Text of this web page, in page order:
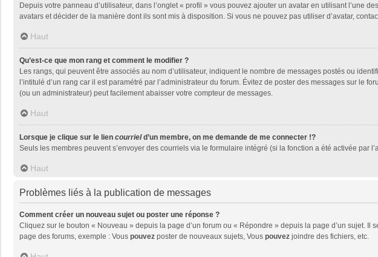
Depuis votre panneau d’utilisateur, dans l’onglet « profil » vous pouvez ajouter un avatar en utilisant l’une
avatars et décider de la manière dont ils sont mis à disposition. Si vous ne pouvez pas utiliser d’avatar,
Haut
Qu’est-ce que mon rang et comment le modifier ?
Les rangs, qui peuvent être associés au nom d’utilisateur, indiquent le nombre de messages postés ou
l’intitulé d’un rang car il est paramétré par l’administrateur du forum. Évitez de poster des messages sur le
(ou un administrateur) peut facilement abaisser votre compteur de messages.
Haut
Lorsque je clique sur le lien courrield’un membre, on me demande de me connecter !?
Seuls les membres peuvent s’envoyer des courriels via le formulaire intégré (si la fonction a été activée
Haut
Problèmes liés à la publication de messages
Comment créer un nouveau sujet ou poster une réponse ?
Cliquez sur le bouton « Nouveau » depuis la page d’un forum ou « Répondre » depuis la page d’un sujet.
page des forums, exemple : Vous pouvez poster de nouveaux sujets, Vous pouvez joindre des fichiers, etc.